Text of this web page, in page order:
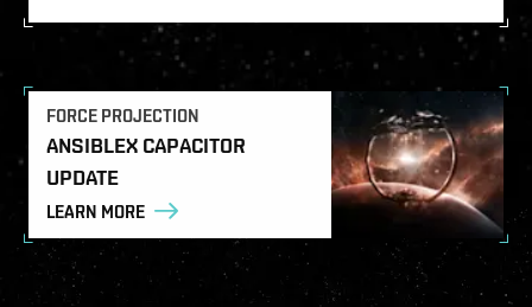
FORCE PROJECTION
ANSIBLEX CAPACITOR
UPDATE
LEARN MORE